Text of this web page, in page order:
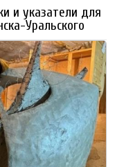
и указатели для
Уральского